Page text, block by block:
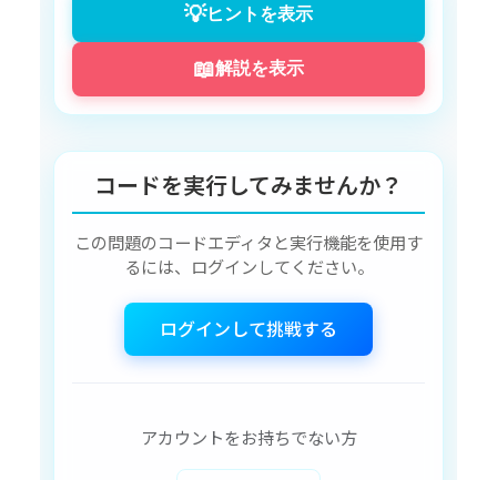
💡ヒントを表示
📖解説を表示
コードを実行してみませんか？
この問題のコードエディタと実行機能を使用す
るには、ログインしてください。
ログインして挑戦する
アカウントをお持ちでない方